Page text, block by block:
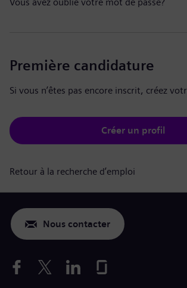
Première candidature
Si vous n’êtes pas encore inscrit, créez
Créer un profil
Retour à la recherche d’emploi
Nous contacter